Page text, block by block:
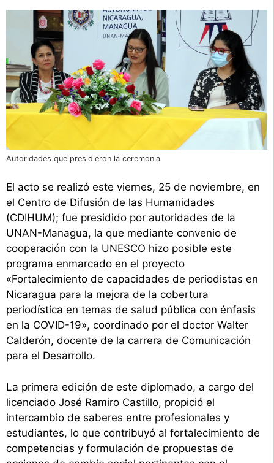
Autoridades que presidieron la ceremonia
El acto se realizó este viernes, 25 de noviembre, en
el Centro de Difusión de las Humanidades
(CDIHUM); fue presidido por autoridades de la
UNAN-Managua, la que mediante convenio de
cooperación con la UNESCO hizo posible este
programa enmarcado en el proyecto
«Fortalecimiento de capacidades de periodistas en
Nicaragua para la mejora de la cobertura
periodística en temas de salud pública con énfasis
en la COVID-19», coordinado por el doctor Walter
Calderón, docente de la carrera de Comunicación
para el Desarrollo.
La primera edición de este diplomado, a cargo del
licenciado José Ramiro Castillo, propició el
intercambio de saberes entre profesionales y
estudiantes, lo que contribuyó al fortalecimiento de
competencias y formulación de propuestas de